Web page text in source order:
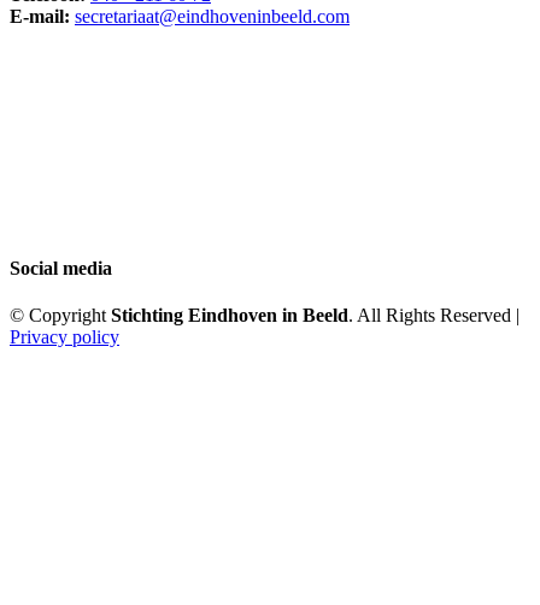
E-mail: secretariaat@eindhoveninbeeld.com
Social media
© CopyrightStichting Eindhoven in Beeld. All Rights Reserved |
Privacy policy